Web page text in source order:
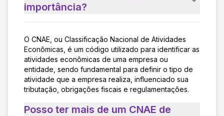
importância?
O CNAE, ou Classificação Nacional de Atividades
Econômicas, é um código utilizado para identificar as
atividades econômicas de uma empresa ou
entidade, sendo fundamental para definir o tipo de
atividade que a empresa realiza, influenciado sua
tributação, obrigações fiscais e regulamentações.
Posso ter mais de um CNAE de